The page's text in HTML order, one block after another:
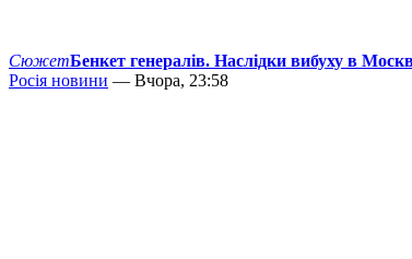
СюжетБенкет генералів. Наслідки вибуху в
Росія новини — Вчора, 23:58